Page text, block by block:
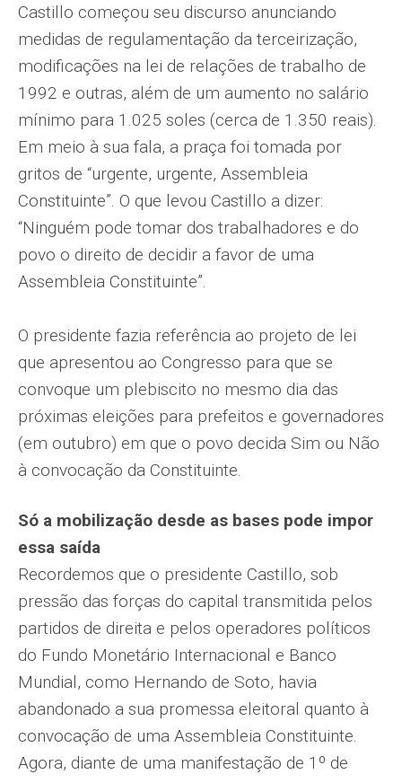
Castillo começou seu discurso anunciando
medidas de regulamentação da terceirização,
modificações na lei de relações de trabalho de
1992 e outras, além de um aumento no salário
mínimo para 1.025 soles (cerca de 1.350 reais).
Em meio à sua fala, a praça foi tomada por
gritos de “urgente, urgente, Assembleia
Constituinte”. O que levou Castillo a dizer:
“Ninguém pode tomar dos trabalhadores e do
povo o direito de decidir a favor de uma
Assembleia Constituinte”.
O presidente fazia referência ao projeto de lei
que apresentou ao Congresso para que se
convoque um plebiscito no mesmo dia das
próximas eleições para prefeitos e governadores
(em outubro) em que o povo decida Sim ou Não
à convocação da Constituinte.
Só a mobilização desde as bases pode impor
essa saída
Recordemos que o presidente Castillo, sob
pressão das forças do capital transmitida pelos
partidos de direita e pelos operadores políticos
do Fundo Monetário Internacional e Banco
Mundial, como Hernando de Soto, havia
abandonado a sua promessa eleitoral quanto à
convocação de uma Assembleia Constituinte.
Agora, diante de uma manifestação de 1º de